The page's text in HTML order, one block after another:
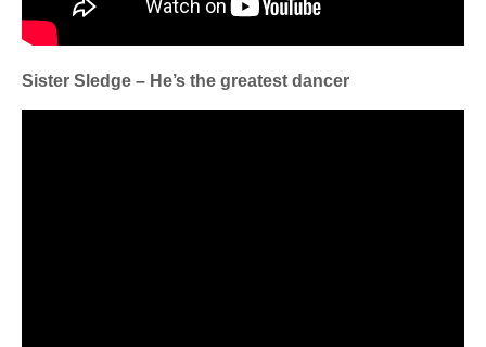
Sister Sledge – He’s the greatest dancer